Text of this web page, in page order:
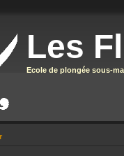
Les
Ecole de plongée sous-